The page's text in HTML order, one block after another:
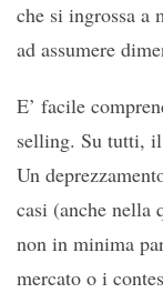
che si ingrossa a
ad assumere
E’ facile
selling. Su tutti, il
Un
casi (anche nella
non in minima
mercato o i